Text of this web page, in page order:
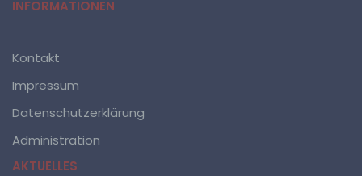
INFORMATIONEN
Kontakt
Impressum
Datenschutzerklärung
Administration
AKTUELLES
wirtschaftlichen, kulturellen oder sozialen Identität
b) betroffene Person
Betroffene Person ist jede identifizierte oder
personenbezogene Daten von dem für die Verarbeitung
Verantwortlichen verarbeitet werden.